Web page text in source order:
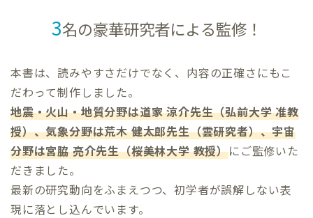
3名の豪華研究者による監修！
本書は、読みやすさだけでなく、内容の正確さにもこ
だわって制作しました。
地震・火山・地質分野は道家 涼介先生（弘前大学 准教
授）、気象分野は荒木 健太郎先生（雲研究者）、宇宙
分野は宮脇 亮介先生（桜美林大学 教授）にご監修いた
だきました。
最新の研究動向をふまえつつ、初学者が誤解しない表
現に落とし込んでいます。